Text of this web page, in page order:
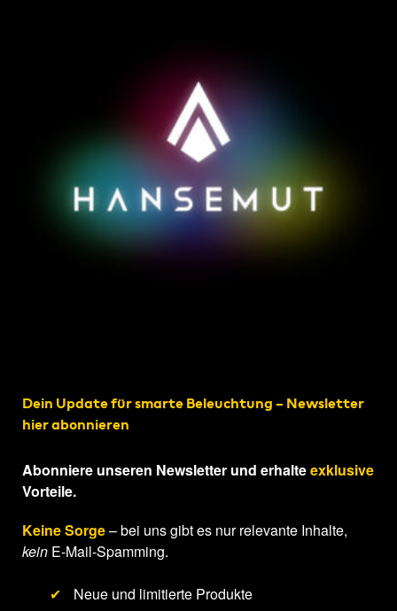
Dein Update für smarte Beleuchtung – Newsletter
hier abonnieren
Abonniere unseren Newsletter und erhalteexklusive
Vorteile.
Keine Sorge– bei uns gibt es nur relevante Inhalte,
kein E-Mail-Spamming.
✔
Neue und limitierte Produkte